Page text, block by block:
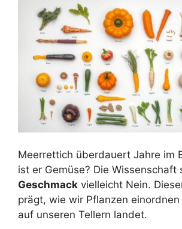
Meerrettich überdauert Jahre im
ist er Gemüse? Die Wissenschaft
Geschmack vielleicht Nein.
prägt, wie wir Pflanzen
auf unseren Tellern landet.